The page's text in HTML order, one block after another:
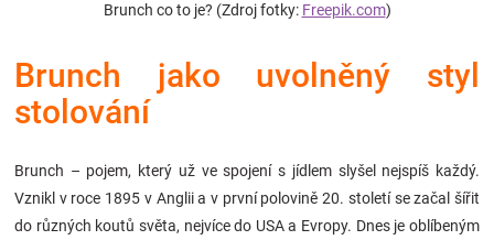
Značky
Blog
Hračkářství
Brunch co to je? (Zdroj fotky: Freepik.com)
Brunch jako uvolněný styl
stolování
Brunch – pojem, který už ve spojení s jídlem slyšel nejspíš každý.
Vznikl v roce 1895 v Anglii a v první polovině 20. století se začal šířit
do různých koutů světa, nejvíce do USA a Evropy. Dnes je oblíbeným